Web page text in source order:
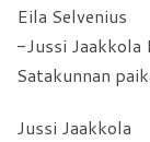
Eila Selvenius
-Jussi Jaakkola
Satakunnan
Jussi Jaakkola